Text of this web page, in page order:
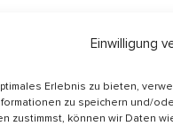
Einwilligung
Erlebnis zu bieten,
zu speichern und/
zustimmst, können wir Daten
Informiert bleiben
uns auf